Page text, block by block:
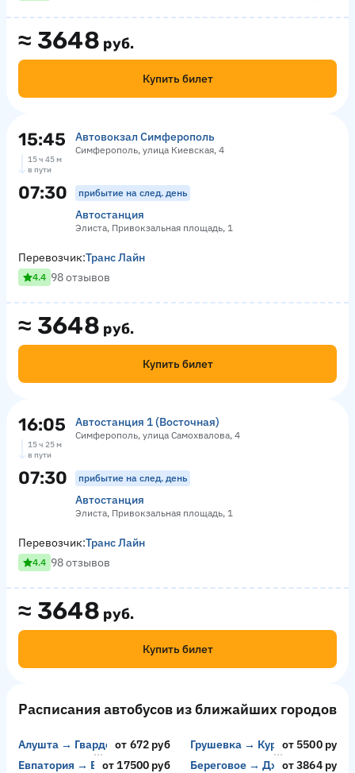
≈ 3648 руб.
Купить билет
15:45 Автовокзал Симферополь
Симферополь, улица Киевская, 4
15 ч 45 м
в пути
07:30 прибытие на след. день
Автостанция
Элиста, Привокзальная площадь, 1
≈ 3648 руб.
Купить билет
Перевозчик:Транс Лайн
4.4 98 отзывов
16:05 Автостанция 1 (Восточная)
Симферополь, улица Самохвалова, 4
15 ч 25 м
в пути
07:30 прибытие на след. день
Автостанция
Элиста, Привокзальная площадь, 1
≈ 3648 руб.
Купить билет
Перевозчик:Транс Лайн
4.4 98 отзывов
Расписания автобусов из ближайших городов
Алушта → Гвардейскоеот 672 руб Грушевка → Курскот 5500 руб
Евпатория → Видноеот 17500 руб Береговое → Джубгаот 3864 руб